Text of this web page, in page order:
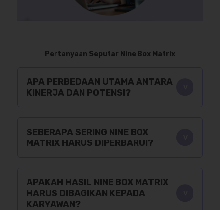
Pertanyaan Seputar Nine Box Matrix
APA PERBEDAAN UTAMA ANTARA
KINERJA DAN POTENSI?
SEBERAPA SERING NINE BOX
MATRIX HARUS DIPERBARUI?
APAKAH HASIL NINE BOX MATRIX
HARUS DIBAGIKAN KEPADA
KARYAWAN?